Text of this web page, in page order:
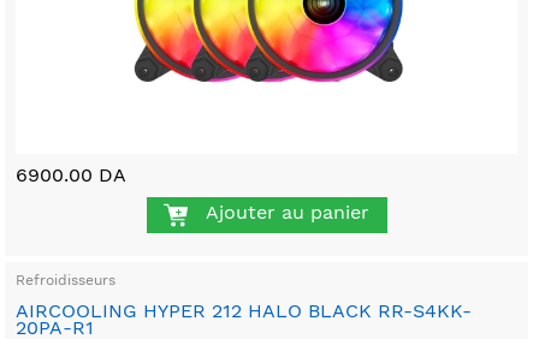
6900.00 DA
Ajouter au panier
Refroidisseurs
AIRCOOLING HYPER 212 HALO BLACK RR-S4KK-
20PA-R1